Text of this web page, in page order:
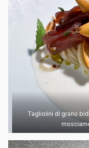
Tagliolini di grano